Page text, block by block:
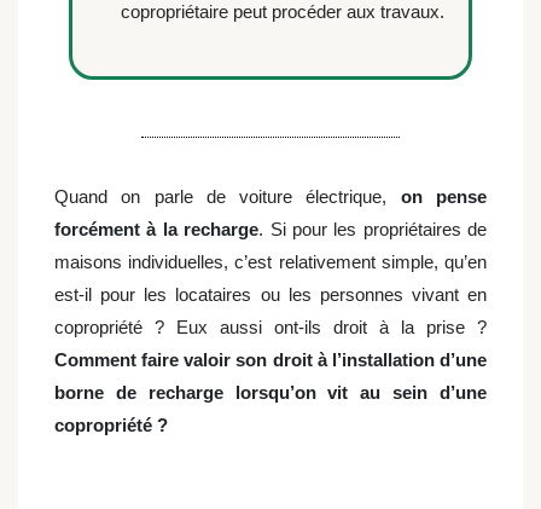
copropriétaire peut procéder aux travaux.
Quand on parle de voiture électrique, on pense
forcément à la recharge. Si pour les propriétaires de
maisons individuelles, c’est relativement simple, qu’en
est-il pour les locataires ou les personnes vivant en
copropriété ? Eux aussi ont-ils droit à la prise ?
Comment faire valoir son droit à l’installation d’une
borne de recharge lorsqu’on vit au sein d’une
copropriété ?